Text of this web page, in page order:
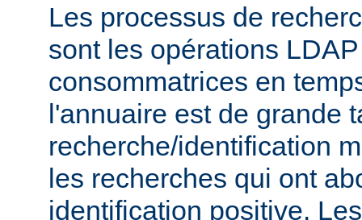
Les processus de
sont les opérations
consommatrices en
l'annuaire est de grande
recherche/identification
les recherches qui ont
identification positive.